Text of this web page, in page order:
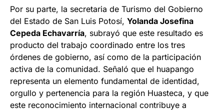
Por su parte, la secretaria de Turismo del Gobierno
del Estado de San Luis Potosí, Yolanda Josefina
Cepeda Echavarría, subrayó que este resultado es
producto del trabajo coordinado entre los tres
órdenes de gobierno, así como de la participación
activa de la comunidad. Señaló que el huapango
representa un elemento fundamental de identidad,
orgullo y pertenencia para la región Huasteca, y que
este reconocimiento internacional contribuye a